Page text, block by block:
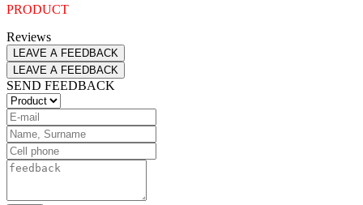
PRODUCT
Reviews
LEAVE A FEEDBACK
LEAVE A FEEDBACK
SEND FEEDBACK